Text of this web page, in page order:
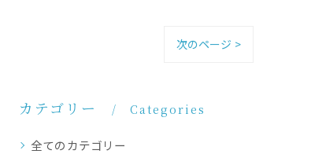
次のページ >
カテゴリー Categories
全てのカテゴリー